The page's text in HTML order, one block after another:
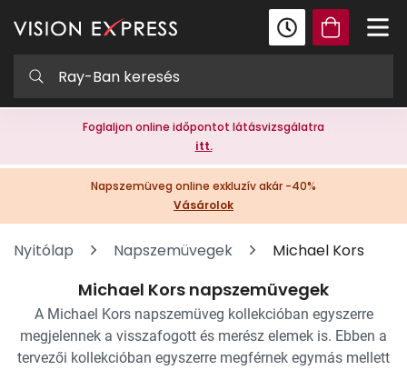
Foglaljon online időpontot látásvizsgálatra
itt.
Napszemüveg online exkluzív akár -40%
Vásárolok
Nyitólap Napszemüvegek Michael Kors
Michael Kors napszemüvegek
A Michael Kors napszemüveg kollekcióban egyszerre
megjelennek a visszafogott és merész elemek is. Ebben a
tervezői kollekcióban egyszerre megférnek egymás mellett